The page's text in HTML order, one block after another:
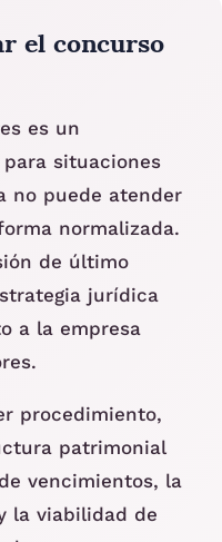
el concurso
es un
situaciones
no puede atender
normalizada.
de último
jurídica
a la empresa
procedimiento,
patrimonial
vencimientos, la
la viabilidad de